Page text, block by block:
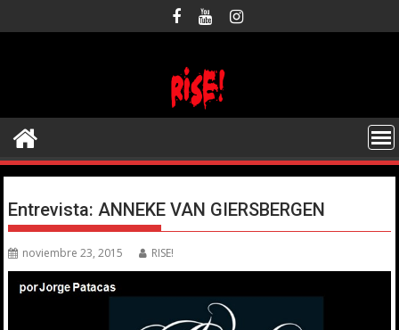
al
Entrevista: ANNEKE VAN GIERSBERGEN
noviembre 23, 2015 RISE!